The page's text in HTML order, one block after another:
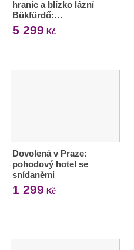
hranic a blízko lázní
Bükfürdő:…
5 299 Kč
Dovolená v Praze:
pohodový hotel se
snídaněmi
1 299 Kč